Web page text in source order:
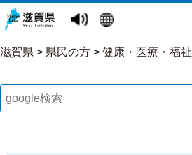
滋賀県 > 県民の方 > 健康・医療・福祉